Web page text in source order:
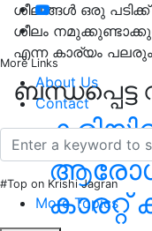
More Links
About Us
Contact
#Top on Krishi Jagran
More Topics
ശീലങ്ങള്‍ ഒരു
ശീലം
എന്ന കാര്യം പലരും
കാരറ്റ്